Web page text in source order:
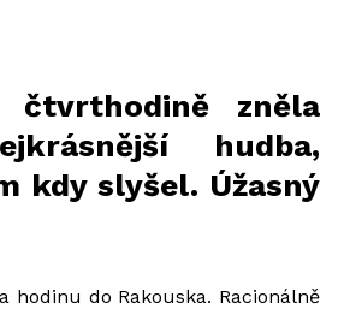
zněla
hudba,
kdy slyšel. Úžasný
hodinu do Rakouska. Racionálně